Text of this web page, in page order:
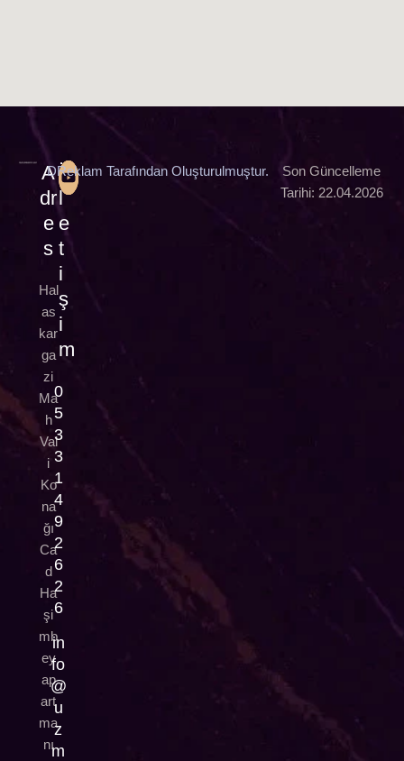
A
dr
e
s
Hal
as
kar
ga
zi
Ma
h
Val
i
Ko
na
ğı
Ca
d
Ha
şi
mb
ey
ap
art
ma
nı
İ
l
e
t
i
ş
i
m
0
5
3
3
1
4
9
2
6
2
6
in
fo
@
u
z
m
DReklam Tarafından Oluşturulmuştur.
Son Güncelleme
Tarihi: 22.04.2026